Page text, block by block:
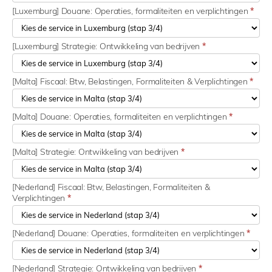
[Luxemburg] Douane: Operaties, formaliteiten en verplichtingen *
[Luxemburg] Strategie: Ontwikkeling van bedrijven *
[Malta] Fiscaal: Btw, Belastingen, Formaliteiten & Verplichtingen*
[Malta] Douane: Operaties, formaliteiten en verplichtingen*
[Malta] Strategie: Ontwikkeling van bedrijven *
[Nederland] Fiscaal: Btw, Belastingen, Formaliteiten &
Verplichtingen *
[Nederland] Douane: Operaties, formaliteiten en verplichtingen *
[Nederland] Strategie: Ontwikkeling van bedrijven *